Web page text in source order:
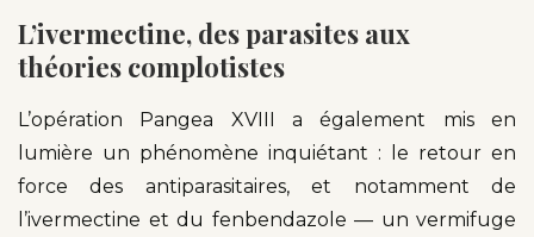
L’ivermectine, des parasites aux
théories complotistes
L’opération Pangea XVIII a également mis en
lumière un phénomène inquiétant : le retour en
force des antiparasitaires, et notamment de
l’ivermectine et du fenbendazole — un vermifuge